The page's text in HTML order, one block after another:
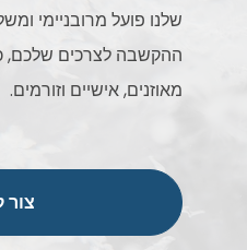
שלנו פועל מרובניימי
ההקשבה לצרכים שלכם,
מאוזנים, אישיים וזורמים.